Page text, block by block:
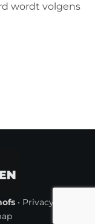
wordt volgens
• Privacy Policy